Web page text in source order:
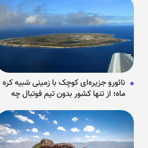
نائورو جزیره‌ای کوچک با زمینی شبیه کره
ماه؛ از تنها کشور بدون تیم فوتبال چه